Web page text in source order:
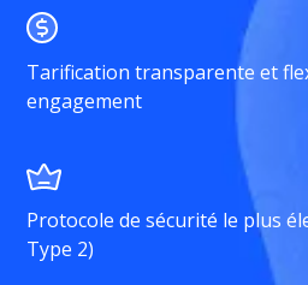
Tarification transparente et
engagement
Protocole de sécurité le plus
Type 2)